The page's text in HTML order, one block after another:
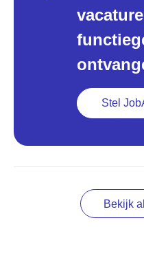
Stel
Bekijk